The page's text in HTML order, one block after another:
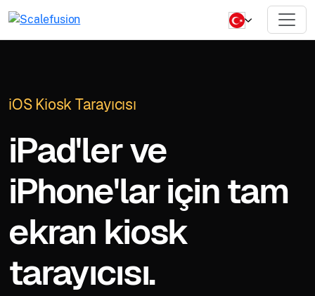
iOS Kiosk Tarayıcısı
iPad'ler ve
iPhone'lar için tam
ekran kiosk
tarayıcısı.